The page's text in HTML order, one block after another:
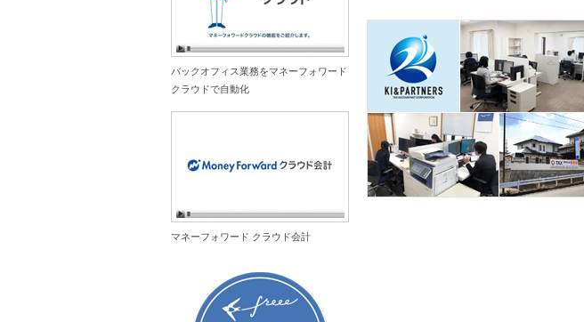
バックオフィス業務をマネーフォワード
クラウドで自動化
マネーフォワード クラウド会計